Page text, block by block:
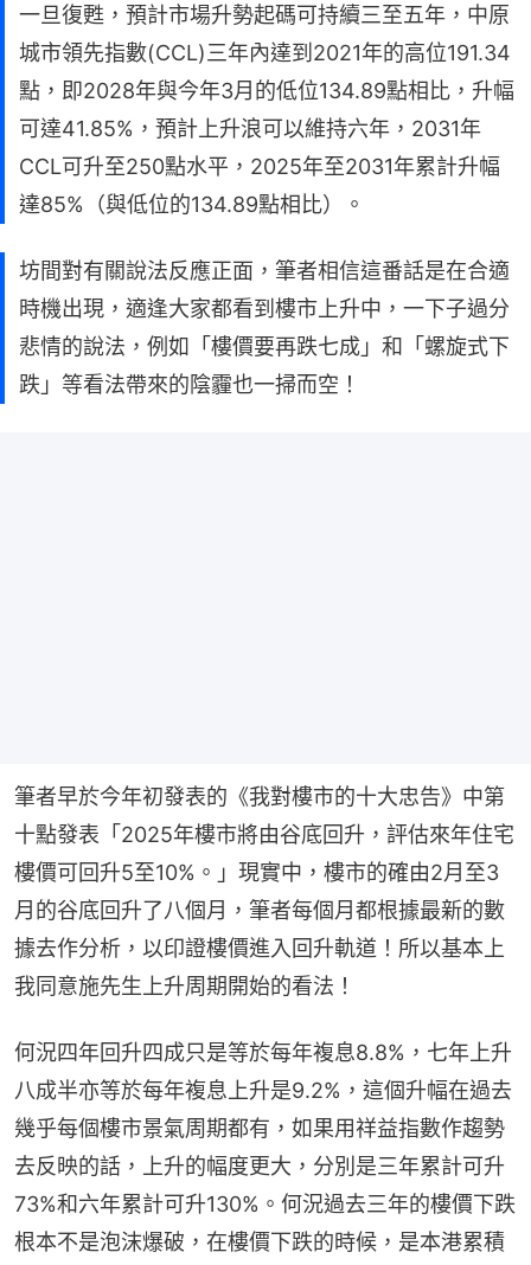
一旦復甦，預計市場升勢起碼可持續三至五年，中原
城市領先指數(CCL)三年內達到2021年的高位191.34
點，即2028年與今年3月的低位134.89點相比，升幅
可達41.85%，預計上升浪可以維持六年，2031年
CCL可升至250點水平，2025年至2031年累計升幅
達85%（與低位的134.89點相比）。
坊間對有關說法反應正面，筆者相信這番話是在合適
時機出現，適逢大家都看到樓市上升中，一下子過分
悲情的說法，例如「樓價要再跌七成」和「螺旋式下
跌」等看法帶來的陰霾也一掃而空！
筆者早於今年初發表的《我對樓市的十大忠告》中第
十點發表「2025年樓市將由谷底回升，評估來年住宅
樓價可回升5至10%。」現實中，樓市的確由2月至3
月的谷底回升了八個月，筆者每個月都根據最新的數
據去作分析，以印證樓價進入回升軌道！所以基本上
我同意施先生上升周期開始的看法！
何況四年回升四成只是等於每年複息8.8%，七年上升
八成半亦等於每年複息上升是9.2%，這個升幅在過去
幾乎每個樓市景氣周期都有，如果用祥益指數作趨勢
去反映的話，上升的幅度更大，分別是三年累計可升
73%和六年累計可升130%。何況過去三年的樓價下跌
根本不是泡沫爆破，在樓價下跌的時候，是本港累積